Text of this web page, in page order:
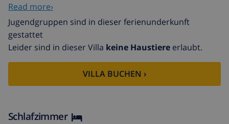
gratis). Parkplatz Nr. 192 (überdacht). Geeignet für
Familien. HUTG023039
Fenals: Appartementhaus. Im Ortsteil Fenals, 1.5 km
vom Zentrum von Lloret, exzellente Lage: Absolut
zentral und dennoch ruhig, 400 m vom Meer, 400 m
vom Strand, an einer Strasse. Zur Mitbenutzung:
Garten mit Rasen, Schwimmbad (13 x 7 m,
Fahrstuhl. Gemeinschaftsgarage. Lebensmittelgeschäft
Read more›
Jugendgruppen sind in dieser ferienunderkunft
gestattet
Leider sind in dieser Villa keine Haustiere erlaubt.
VILLA BUCHEN ›
Schlafzimmer